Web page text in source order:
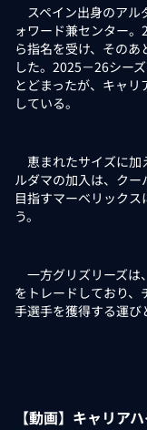
スペイン出身のアル
ォワード兼センター
ら指名を受け、その
した。2025－26シー
とどまったが、キャ
している。
恵まれたサイズに加
ルダマの加入は、ク
目指すマーベリック
う。
一方グリズリーズは
をトレードしており
手選手を獲得する運び
【動画】キャリア